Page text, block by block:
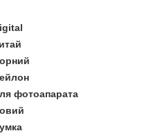
фотоапарата